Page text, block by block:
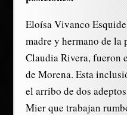
Eloísa Vivanco
madre y hermano de la
Claudia Rivera, fueron
de Morena. Esta
el arribo de dos
Mier que trabajan